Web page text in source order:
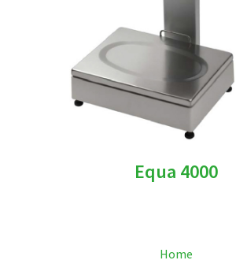
Equa 4000
Home